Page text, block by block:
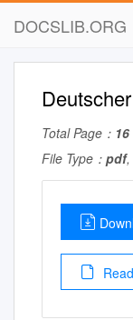
DOCSLIB.ORG
Total Page： 16
File Type： pdf,